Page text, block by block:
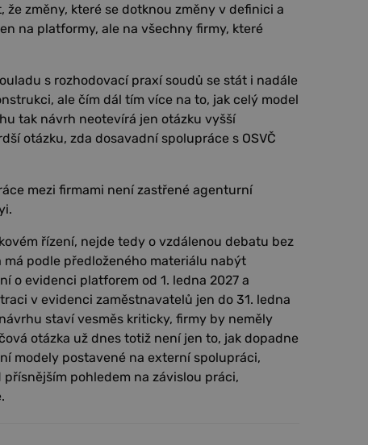
změny, které se dotknou změny v definici a
na platformy, ale na všechny firmy, které
s rozhodovací praxí soudů se stát i nadále
ale čím dál tím více na to, jak celý model
tak návrh neotevírá jen otázku vyšší
otázku, zda dosavadní spolupráce s OSVČ
mezi firmami není zastřené agenturní
řízení, nejde tedy o vzdálenou debatu bez
podle předloženého materiálu nabýt
o evidenci platforem od 1. ledna 2027 a
v evidenci zaměstnavatelů jen do 31. ledna
staví vesměs kriticky, firmy by neměly
otázka už dnes totiž není jen to, jak dopadne
modely postavené na externí spolupráci,
pohledem na závislou práci,